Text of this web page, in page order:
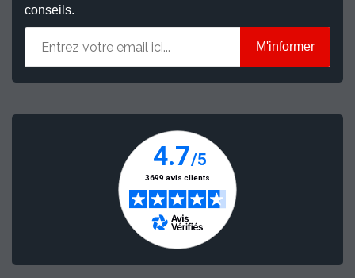
conseils.
M'informer